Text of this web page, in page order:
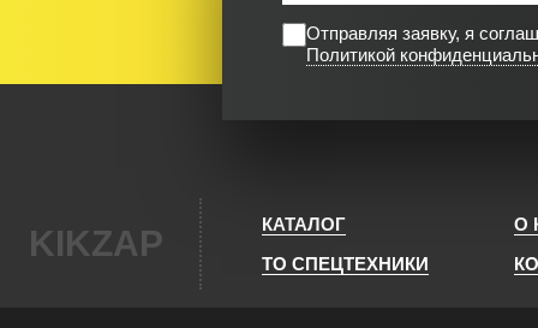
Отправляя заявку, я
Политикой
KIKZAP КАТАЛОГ
О
ТО СПЕЦТЕХНИКИ